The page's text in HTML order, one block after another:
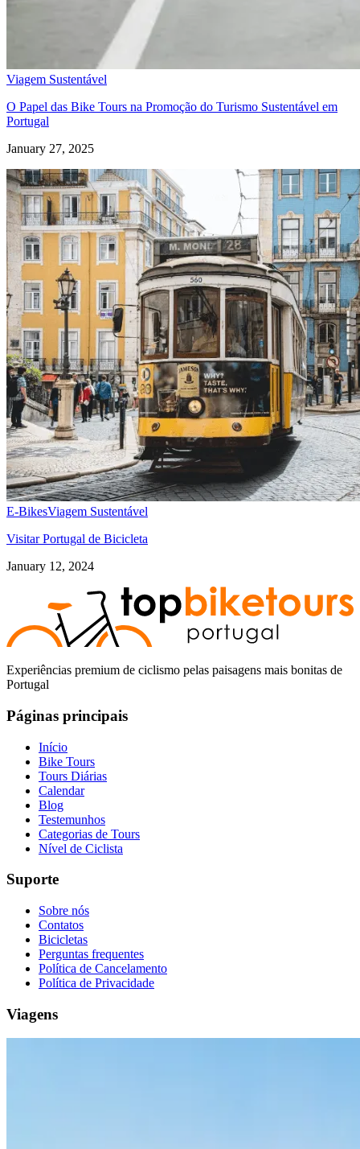
Santiago de Compostela de Bicicleta - Top Bike Tours
8 Dias|4/5
Santiago de Compostela - Caminho Francês de Bicicleta
Tour Douro Vinhateiro em Bicicleta - Top Bike Tours
Viagem Sustentável
O Papel das Bike Tours na Promoção do Turismo Sustentável em
Portugal
January 27, 2025
E-BikesViagem Sustentável
Visitar Portugal de Bicicleta
January 12, 2024
Experiências premium de ciclismo pelas paisagens mais bonitas de
Portugal
Páginas principais
Início
Bike Tours
Tours Diárias
Calendar
Blog
Testemunhos
Categorias de Tours
Nível de Ciclista
Suporte
Sobre nós
Contatos
Bicicletas
Perguntas frequentes
Política de Cancelamento
Política de Privacidade
Viagens